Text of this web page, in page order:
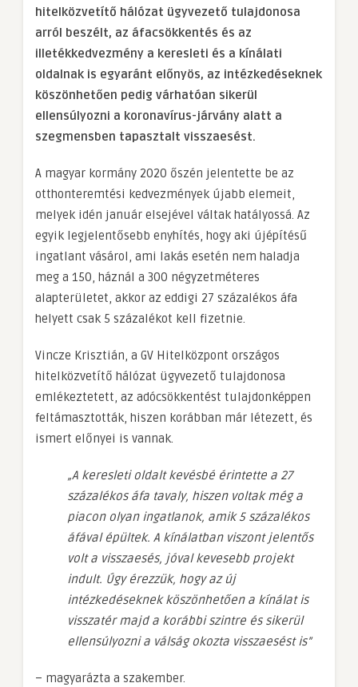
hitelközvetítő hálózat ügyvezető tulajdonosa
arról beszélt, az áfacsökkentés és az
illetékkedvezmény a keresleti és a kínálati
oldalnak is egyaránt előnyös, az intézkedéseknek
köszönhetően pedig várhatóan sikerül
ellensúlyozni a koronavírus-járvány alatt a
szegmensben tapasztalt visszaesést.
A magyar kormány 2020 őszén jelentette be az
otthonteremtési kedvezmények újabb elemeit,
melyek idén január elsejével váltak hatályossá. Az
egyik legjelentősebb enyhítés, hogy aki újépítésű
ingatlant vásárol, ami lakás esetén nem haladja
meg a 150, háznál a 300 négyzetméteres
alapterületet, akkor az eddigi 27 százalékos áfa
helyett csak 5 százalékot kell fizetnie.
Vincze Krisztián, a GV Hitelközpont országos
hitelközvetítő hálózat ügyvezető tulajdonosa
emlékeztetett, az adócsökkentést tulajdonképpen
feltámasztották, hiszen korábban már létezett, és
ismert előnyei is vannak.
„A keresleti oldalt kevésbé érintette a 27
százalékos áfa tavaly, hiszen voltak még a
piacon olyan ingatlanok, amik 5 százalékos
áfával épültek. A kínálatban viszont jelentős
volt a visszaesés, jóval kevesebb projekt
indult. Úgy érezzük, hogy az új
intézkedéseknek köszönhetően a kínálat is
visszatér majd a korábbi szintre és sikerül
ellensúlyozni a válság okozta visszaesést is”
– magyarázta a szakember.